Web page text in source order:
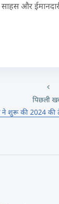
साहस और
पिछली
ने शुरू की 2024 की